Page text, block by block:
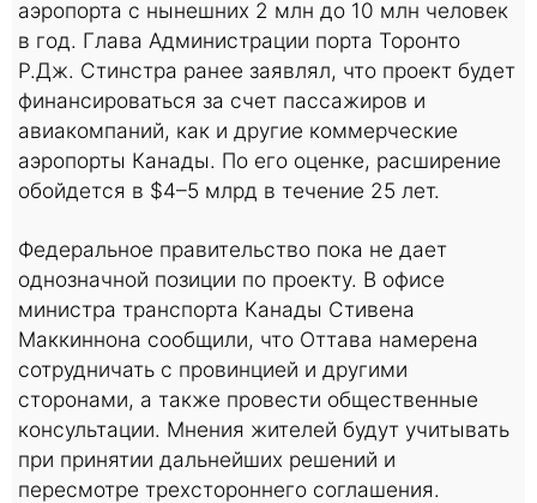
аэропорта с нынешних 2 млн до 10 млн человек
в год. Глава Администрации порта Торонто
Р.Дж. Стинстра ранее заявлял, что проект будет
финансироваться за счет пассажиров и
авиакомпаний, как и другие коммерческие
аэропорты Канады. По его оценке, расширение
обойдется в $4–5 млрд в течение 25 лет.
Федеральное правительство пока не дает
однозначной позиции по проекту. В офисе
министра транспорта Канады Стивена
Маккиннона сообщили, что Оттава намерена
сотрудничать с провинцией и другими
сторонами, а также провести общественные
консультации. Мнения жителей будут учитывать
при принятии дальнейших решений и
пересмотре трехстороннего соглашения.